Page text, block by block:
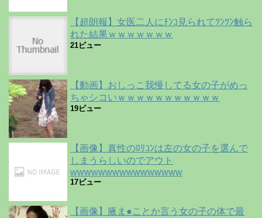
【超朗報】女医二人にﾁﾝｺ見られてﾂﾝﾂﾝ触ら
れた結果ｗｗｗｗｗｗｗ
21ビュー
【動画】おしっこ我慢してる女の子がめっ
ちゃシコいｗｗｗｗｗｗｗｗｗｗｗ
19ビュー
【画像】真性のﾛﾘｺﾝは左の女の子を選んで
しまうらしいのでアウト
wwwwwwwwwwwwwwww
17ビュー
【画像】腋ま●ことか言う女の子の体で最